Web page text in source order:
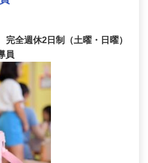
全週休2日制（土曜・日曜）
員